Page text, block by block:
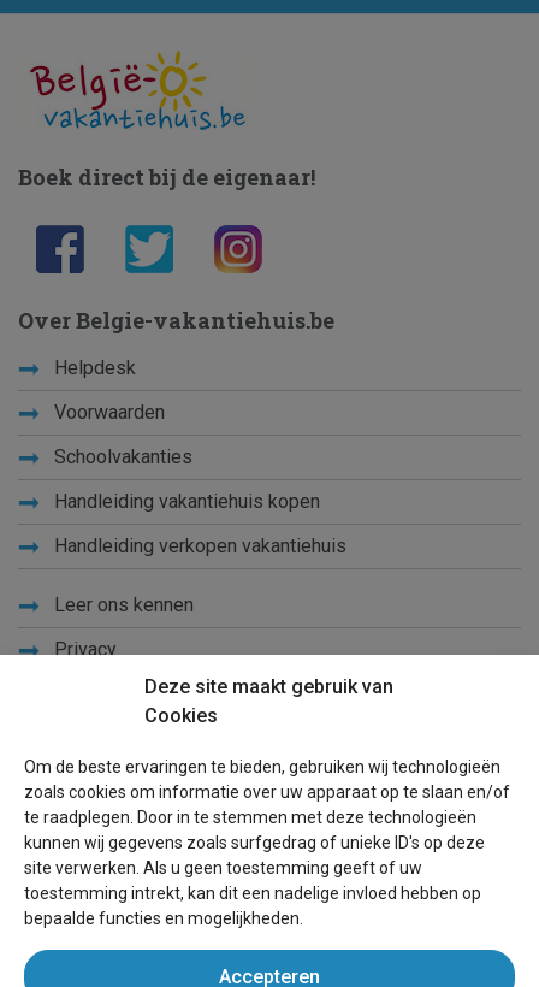
Deze site maakt gebruik van
Cookies
Om de beste ervaringen te bieden, gebruiken wij technologieën
zoals cookies om informatie over uw apparaat op te slaan en/of
te raadplegen. Door in te stemmen met deze technologieën
kunnen wij gegevens zoals surfgedrag of unieke ID's op deze
site verwerken. Als u geen toestemming geeft of uw
toestemming intrekt, kan dit een nadelige invloed hebben op
bepaalde functies en mogelijkheden.
Accepteren
Boek direct bij de eigenaar!
Over Belgie-vakantiehuis.be
Helpdesk
Voorwaarden
Schoolvakanties
Handleiding vakantiehuis kopen
Handleiding verkopen vakantiehuis
Leer ons kennen
Privacy
Blog
Voor eigenaren
Een advertentie plaatsen